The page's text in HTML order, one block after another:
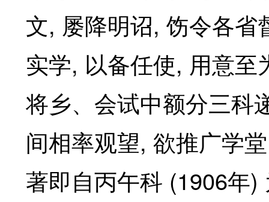
文, 屡降明诏, 饬令各省
实学, 以备任使, 用意至
将乡、会试中额分三科
间相率观望, 欲推广学堂
著即自丙午科 (1906年)